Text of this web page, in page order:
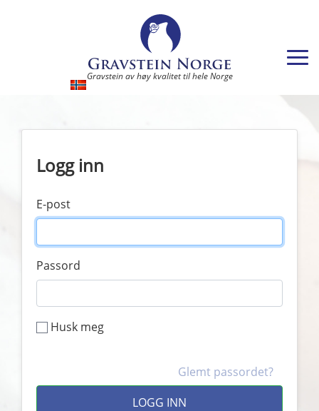
Gravstein av høy kvalitet til hele Norge
Logg inn
E-post
Passord
Husk meg
Glemt passordet?
LOGG INN